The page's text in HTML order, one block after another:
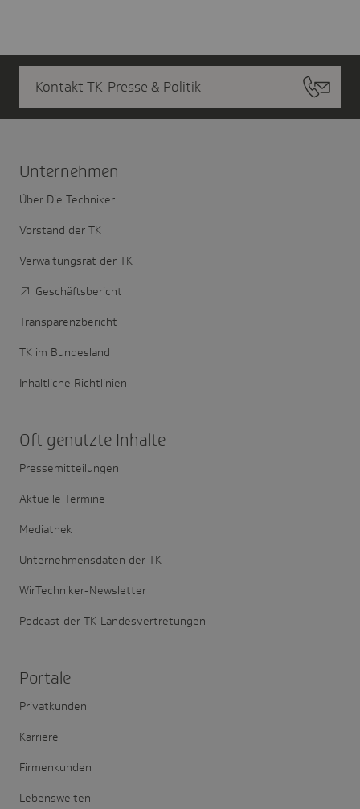
Kontakt TK-Presse & Politik
Unter­nehmen
Über Die Techniker
Vorstand der TK
Verwaltungsrat der TK
Geschäftsbericht
Transparenzbericht
TK im Bundesland
Inhaltliche Richtlinien
Oft genutzte Inhalte
Pressemitteilungen
Aktuelle Termine
Mediathek
Unternehmensdaten der TK
WirTechniker-Newsletter
Podcast der TK-Landesvertretungen
Portale
Privatkunden
Karriere
Firmenkunden
Lebenswelten